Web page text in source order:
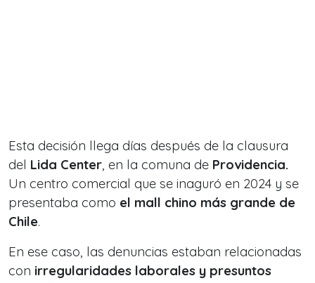
Esta decisión llega días después de la clausura
del Lida Center, en la comuna de Providencia.
Un centro comercial que se inaguró en 2024 y se
presentaba como el mall chino más grande de
Chile.
En ese caso, las denuncias estaban relacionadas
con irregularidades laborales y presuntos